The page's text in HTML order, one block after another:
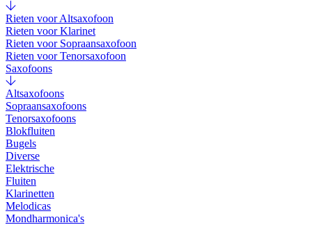
Rieten voor Altsaxofoon
Rieten voor Klarinet
Rieten voor Sopraansaxofoon
Rieten voor Tenorsaxofoon
Saxofoons
Altsaxofoons
Sopraansaxofoons
Tenorsaxofoons
Blokfluiten
Bugels
Diverse
Elektrische
Fluiten
Klarinetten
Melodicas
Mondharmonica's